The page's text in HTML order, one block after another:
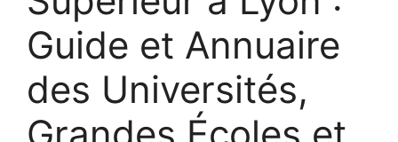
Guide et Annuaire
des Universités,